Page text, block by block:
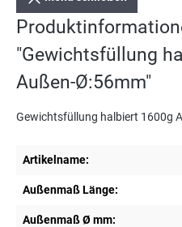
"Gewichtsfüllung
Außen-Ø:56mm"
Gewichtsfüllung halbiert 1600g
Artikelname:
Außenmaß Länge:
Außenmaß Ø mm: